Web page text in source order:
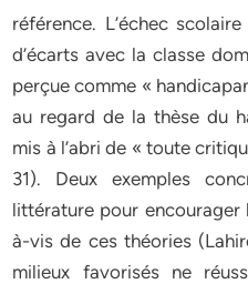
référence. L’échec
d’écarts avec la classe
perçue comme «
au regard de la thèse du
mis à l’abri de « toute
31). Deux exemples
littérature pour
à-vis de ces théories
milieux favorisés ne